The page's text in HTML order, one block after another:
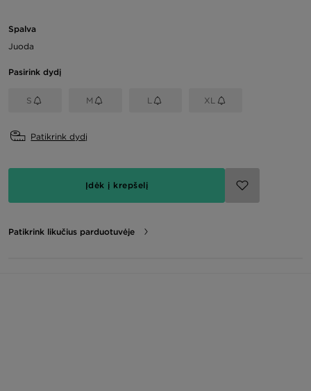
Spalva
Juoda
Pasirink dydį
S M L XL
Patikrink dydį
Įdėk į krepšelį
Patikrink likučius parduotuvėje